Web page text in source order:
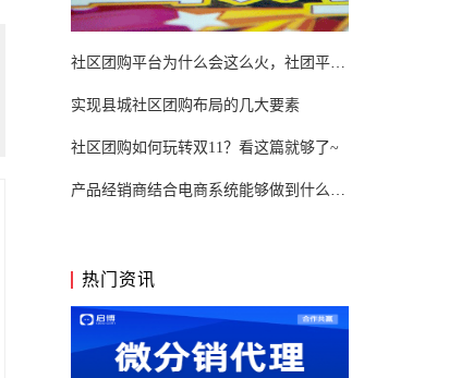
社区团购平台为什么会这么火，社团平台火爆的原因？
实现县城社区团购布局的几大要素
社区团购如何玩转双11？看这篇就够了~
产品经销商结合电商系统能够做到什么样的优势营销?
热门资讯